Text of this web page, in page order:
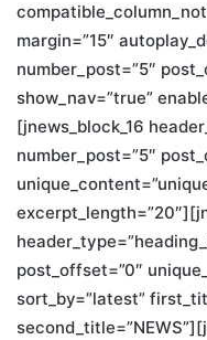
margin=”15″
number_post=”5″
show_nav=”true”
[jnews_block_16
number_post=”5″
post_offset=”0″
sort_by=”latest”